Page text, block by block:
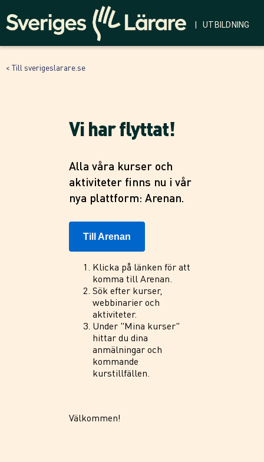
| UTBILDNING
< Till sverigeslarare.se
Vi har flyttat!
Alla våra kurser och
aktiviteter finns nu i vår
nya plattform: Arenan.
Till Arenan
Klicka på länken för att
komma till Arenan.
Sök efter kurser,
webbinarier och
aktiviteter.
Under "Mina kurser"
hittar du dina
anmälningar och
kommande
kurstillfällen.
Välkommen!